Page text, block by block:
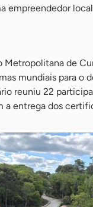
empreendedor local
Metropolitana de
mundiais para o
reuniu 22
a entrega dos